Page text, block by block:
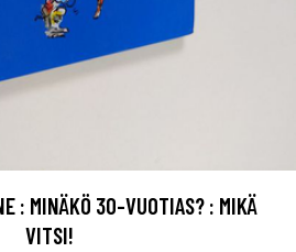
: MINÄKÖ 30-VUOTIAS? : MIKÄ
VITSI!